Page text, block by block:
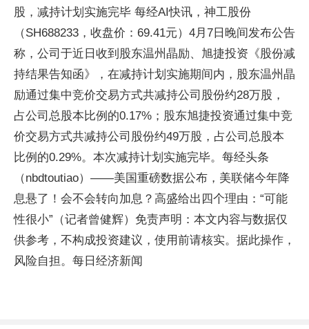
股，减持计划实施完毕 每经AI快讯，神工股份
（SH688233，收盘价：69.41元）4月7日晚间发布公告
称，公司于近日收到股东温州晶励、旭捷投资《股份减
持结果告知函》，在减持计划实施期间内，股东温州晶
励通过集中竞价交易方式共减持公司股份约28万股，
占公司总股本比例的0.17%；股东旭捷投资通过集中竞
价交易方式共减持公司股份约49万股，占公司总股本
比例的0.29%。本次减持计划实施完毕。每经头条
（nbdtoutiao）——美国重磅数据公布，美联储今年降
息悬了！会不会转向加息？高盛给出四个理由：“可能
性很小”（记者曾健辉）免责声明：本文内容与数据仅
供参考，不构成投资建议，使用前请核实。据此操作，
风险自担。每日经济新闻